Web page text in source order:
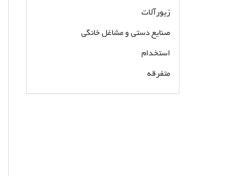
زیورآلات
صنایع دستی و مشاغل خانگی
استخدام
متفرقه